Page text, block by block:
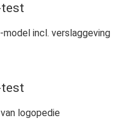
test
incl. verslaggeving
test
logopedie